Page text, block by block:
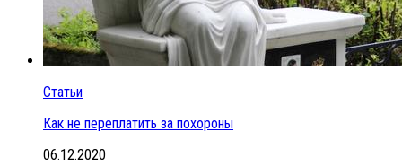
Статьи
Как не переплатить за похороны
06.12.2020